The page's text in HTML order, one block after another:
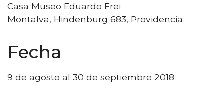
Casa Museo Eduardo Frei
Montalva, Hindenburg 683, Providencia
Fecha
9 de agosto al 30 de septiembre 2018